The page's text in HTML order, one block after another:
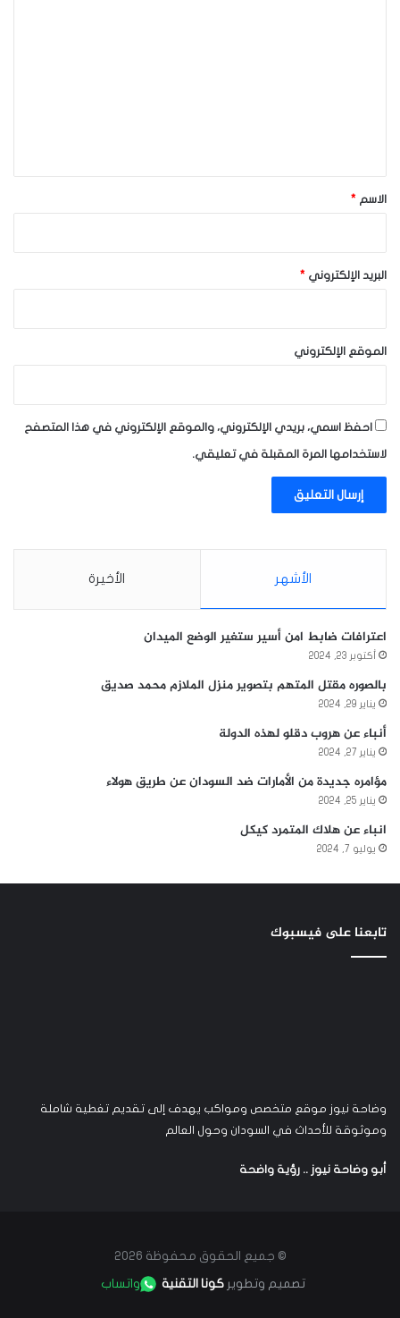
*الاسم *
البريد الإلكتروني *
الموقع الإلكتروني
احفظ اسمي، بريدي الإلكتروني، والموقع الإلكتروني في هذا المتصفح
لاستخدامها المرة المقبلة في تعليقي.
الأشهر الأخيرة
اعترافات ضابط امن أسير ستغير الوضع الميدان
أكتوبر 23, 2024
بالصوره مقتل المتهم بتصوير منزل الملازم محمد صديق
يناير 29, 2024
أنباء عن هروب دقلو لهذه الدولة
يناير 27, 2024
مؤامره جديدة من الأمارات ضد السودان عن طريق هولاء
يناير 25, 2024
انباء عن هلاك المتمرد كيكل
يوليو 7, 2024
تابعنا على فيسبوك
وضاحة نيوز موقع متخصص ومواكب يهدف إلى تقديم تغطية شاملة
وموثوقة للأحداث في السودان وحول العالم
أبو وضاحة نيوز .. رؤية واضحة
© جميع الحقوق محفوظة 2026
تصميم وتطويركونا التقنية واتساب